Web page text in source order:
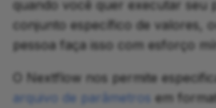
quando você quer executar seu
conjunto específico de valores,
pessoa faça isso com esforço
O Nextflow nos permite
arquivo de parâmetros em